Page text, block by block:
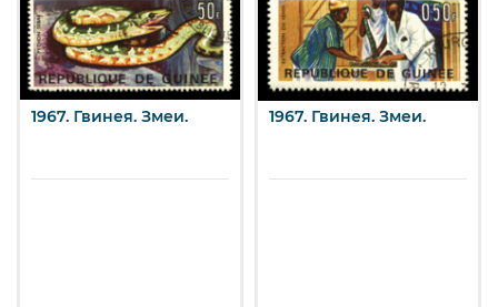
1967. Гвинея. Змеи. 1967. Гвинея. Змеи.